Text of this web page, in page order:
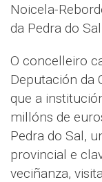
Noicela-
da Pedra do Sal.
O concelleiro
Deputación da
que a
millóns de
Pedra do Sal,
provincial e
veciñanza,